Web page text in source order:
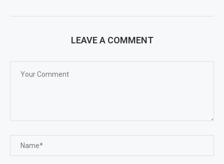
LEAVE A COMMENT